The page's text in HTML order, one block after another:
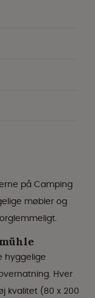
på Camping
møbler og
hyggelige
Hver
kvalitet (80 x 200